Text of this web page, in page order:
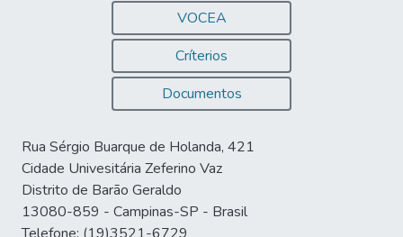
VOCEA
Críterios
Documentos
Rua Sérgio Buarque de Holanda, 421
Cidade Univesitária Zeferino Vaz
Distrito de Barão Geraldo
13080-859 - Campinas-SP - Brasil